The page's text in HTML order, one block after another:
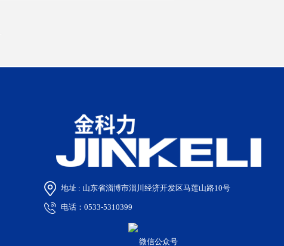
地址 : 山东省淄博市淄川经济开发区马莲山路10号
电话：0533-5310399
微信公众号